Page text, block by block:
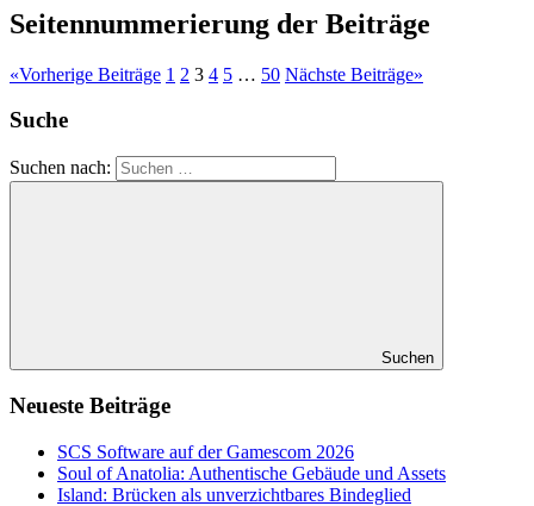
Seitennummerierung der Beiträge
«Vorherige Beiträge 1 2 3 4 5 … 50 Nächste Beiträge»
Suche
Suchen nach:
Suchen
Neueste Beiträge
SCS Software auf der Gamescom 2026
Soul of Anatolia: Authentische Gebäude und Assets
Island: Brücken als unverzichtbares Bindeglied